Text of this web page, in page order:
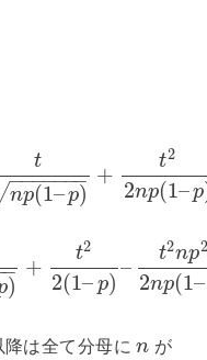
t
np(1–p)
− −
−−−−− +
t2
2np(1–p
)
− +
t2
2(1– p)
–
t2np2
2np(1–
降は全て分母にn が